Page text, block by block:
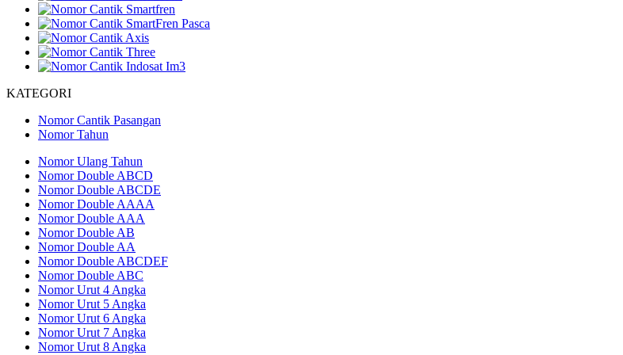
KATEGORI
Nomor Cantik Pasangan
Nomor Tahun
Nomor Ulang Tahun
Nomor Double ABCD
Nomor Double ABCDE
Nomor Double AAAA
Nomor Double AAA
Nomor Double AB
Nomor Double AA
Nomor Double ABCDEF
Nomor Double ABC
Nomor Urut 4 Angka
Nomor Urut 5 Angka
Nomor Urut 6 Angka
Nomor Urut 7 Angka
Nomor Urut 8 Angka